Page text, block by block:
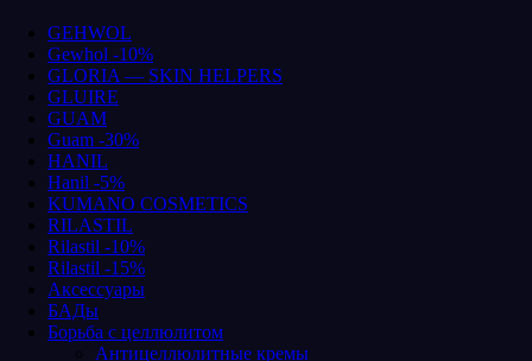
GEHWOL
Gewhol -10%
GLORIA — SKIN HELPERS
GLUIRE
GUAM
Guam -30%
HANIL
Hanil -5%
KUMANO COSMETICS
RILASTIL
Rilastil -10%
Rilastil -15%
Аксессуары
БАДы
Борьба с целлюлитом
Антицеллюлитные кремы